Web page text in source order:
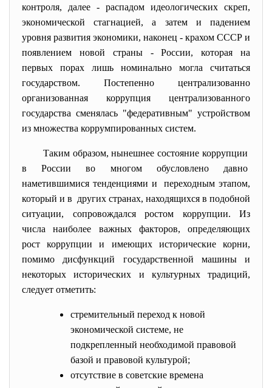
контроля, далее - распадом идеологических скреп,
экономической стагнацией, а затем и падением
уровня развития экономики, наконец - крахом СССР и
появлением новой страны - России, которая на
первых порах лишь номинально могла считаться
государством. Постепенно централизованно
организованная коррупция централизованного
государства сменялась "федеративным" устройством
из множества коррумпированных систем.
Таким образом, нынешнее состояние коррупции
в России во многом обусловлено давно
наметившимися тенденциями и переходным этапом,
который и в других странах, находящихся в подобной
ситуации, сопровождался ростом коррупции. Из
числа наиболее важных факторов, определяющих
рост коррупции и имеющих исторические корни,
помимо дисфункций государственной машины и
некоторых исторических и культурных традиций,
следует отметить:
стремительный переход к новой
экономической системе, не
подкрепленный необходимой правовой
базой и правовой культурой;
отсутствие в советские времена